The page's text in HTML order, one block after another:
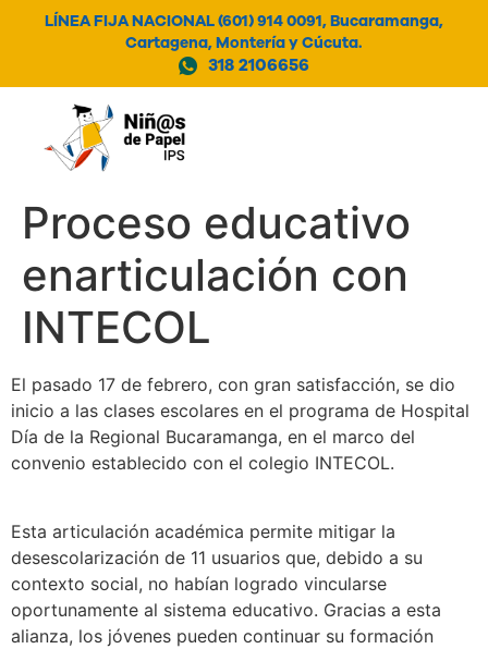
LÍNEA FIJA NACIONAL (601) 914 0091, Bucaramanga,
Cartagena, Montería y Cúcuta.
318 2106656
Proceso educativo
enarticulación con
INTECOL
El pasado 17 de febrero, con gran satisfacción, se dio
inicio a las clases escolares en el programa de Hospital
Día de la Regional Bucaramanga, en el marco del
convenio establecido con el colegio INTECOL.
Esta articulación académica permite mitigar la
desescolarización de 11 usuarios que, debido a su
contexto social, no habían logrado vincularse
oportunamente al sistema educativo. Gracias a esta
alianza, los jóvenes pueden continuar su formación